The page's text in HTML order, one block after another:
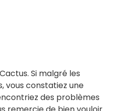
Si malgré les
vous constatiez une
des problèmes